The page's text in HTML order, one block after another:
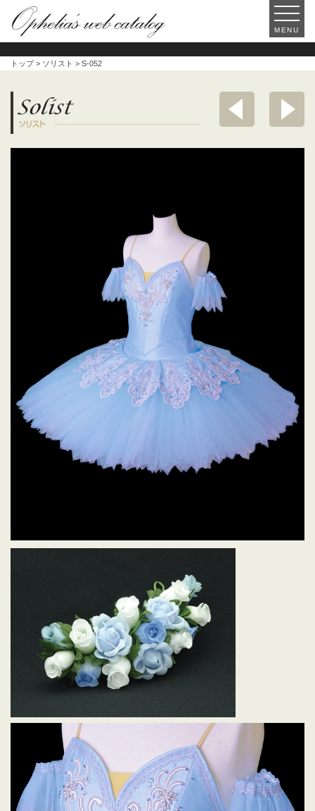
MENU
トップ> ソリスト > S-052